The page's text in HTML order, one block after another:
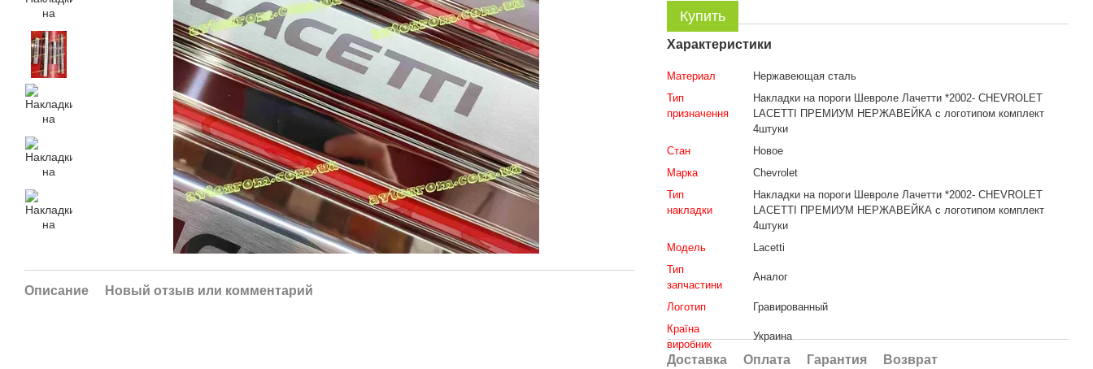
Описание Новый отзыв или комментарий
Купить
Характеристики
Материал
Нержавеющая сталь
Тип
призначення
Накладки на пороги Шевроле Лачетти *2002- CHEVROLET
LACETTI ПРЕМИУМ НЕРЖАВЕЙКА с логотипом комплект
4штуки
Стан
Новое
Марка
Chevrolet
Тип
накладки
Накладки на пороги Шевроле Лачетти *2002- CHEVROLET
LACETTI ПРЕМИУМ НЕРЖАВЕЙКА с логотипом комплект
4штуки
Модель
Lacetti
Тип
запчастини
Аналог
Логотип
Гравированный
Країна
виробник
Украина
Доставка Оплата Гарантия Возврат